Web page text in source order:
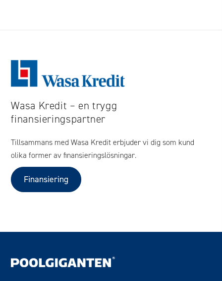
Wasa Kredit – en trygg
finansieringspartner
Tillsammans med Wasa Kredit erbjuder vi dig som kund
olika former av finansieringslösningar.
Finansiering